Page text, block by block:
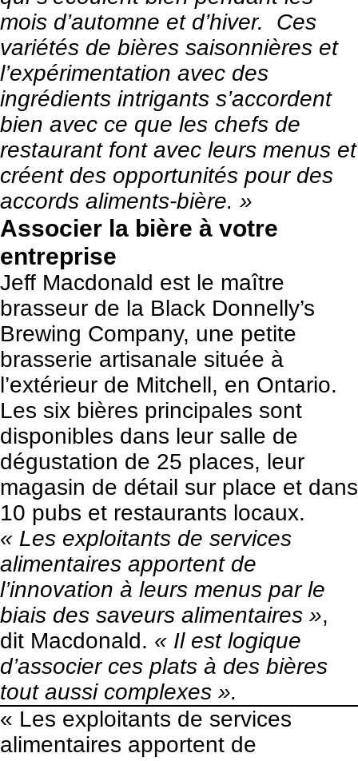
mois d’automne et d’hiver. Ces
variétés de bières saisonnières et
l’expérimentation avec des
ingrédients intrigants s’accordent
bien avec ce que les chefs de
restaurant font avec leurs menus et
créent des opportunités pour des
accords aliments-bière. »
Associer la bière à votre
entreprise
Jeff Macdonald est le maître
brasseur de la Black Donnelly’s
Brewing Company, une petite
brasserie artisanale située à
l’extérieur de Mitchell, en Ontario.
Les six bières principales sont
disponibles dans leur salle de
dégustation de 25 places, leur
magasin de détail sur place et dans
10 pubs et restaurants locaux.
« Les exploitants de services
alimentaires apportent de
l’innovation à leurs menus par le
biais des saveurs alimentaires »,
dit Macdonald. « Il est logique
d’associer ces plats à des bières
tout aussi complexes ».
« Les exploitants de services
alimentaires apportent de